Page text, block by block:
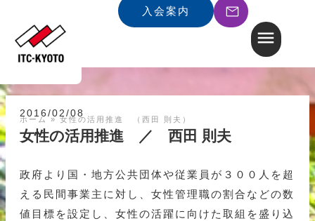
入会案内
ホーム »女性の活用推進 （西田 則夫）
2016/02/08
女性の活用推進 ／ 西田 則夫
政府より国・地方公共団体や従業員が３００人を超
える民間事業主に対し、女性管理職の割合などの数
値目標を設定し、女性の活躍に向けた取組を盛り込